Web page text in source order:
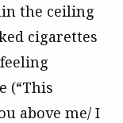
the ceiling
cigarettes
(“This
above me/ I